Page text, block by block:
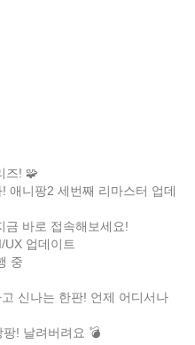
즈! 🧩
애니팡2 세번째 리마스터 업데
바로 접속해보세요!
업데이트
중
신나는 한판! 언제 어디서나
! 날려버려요 💣